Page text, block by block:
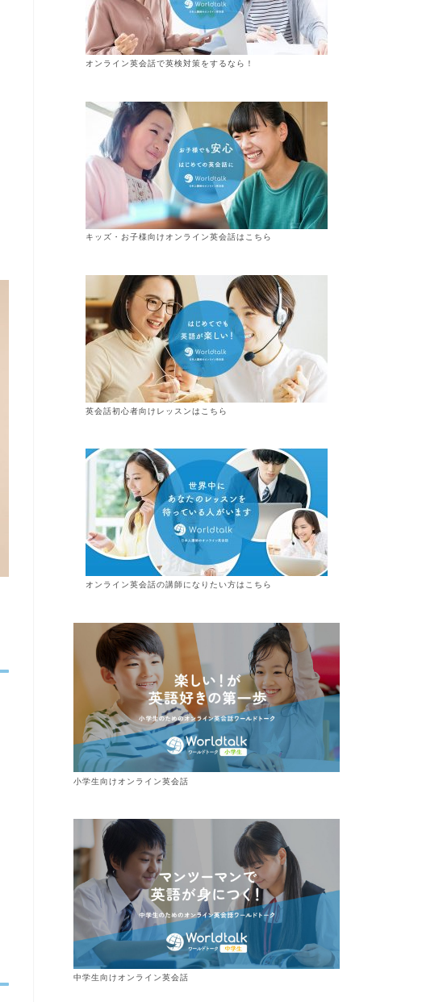
オンライン英会話で英検対策をするなら！
キッズ・お子様向けオンライン英会話はこちら
英会話初心者向けレッスンはこちら
オンライン英会話の講師になりたい方はこちら
小学生向けオンライン英会話
中学生向けオンライン英会話